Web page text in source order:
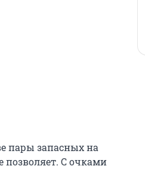
пары запасных на
позволяет. С очками